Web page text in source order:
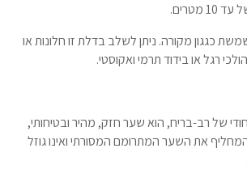
כגגון מקורה. ניתן לשלב בדלת זו חלונות או
רגל או בידוד תרמי ואקוסטי.
של רב-בריח, הוא שער חזק, מהיר ובטיחותי,
את השער המתרומם המסורתי ואינו גוזל